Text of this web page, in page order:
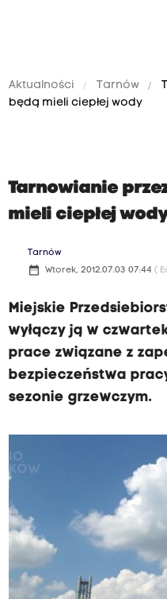
Aktualności Tarnów
będą mieli ciepłej wody
Tarnowianie
mieli ciepłej
Tarnów
date_range Wtorek, 2012.07.03 07:44 (
Miejskie
wyłączy ją w
prace związane z
bezpieczeństwa
sezonie grzewczym.